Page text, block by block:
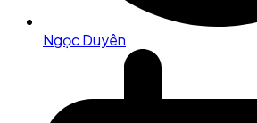
Ngọc Duyên